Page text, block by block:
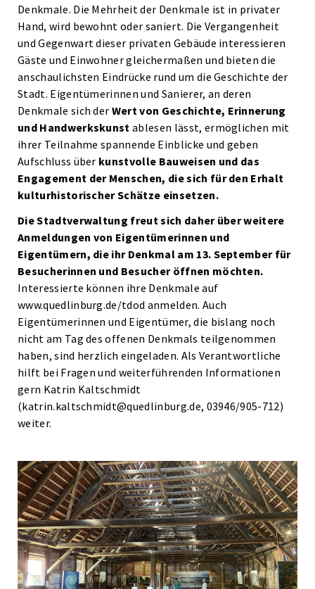
Denkmale. Die Mehrheit der Denkmale ist in privater
Hand, wird bewohnt oder saniert. Die Vergangenheit
und Gegenwart dieser privaten Gebäude interessieren
Gäste und Einwohner gleichermaßen und bieten die
anschaulichsten Eindrücke rund um die Geschichte der
Stadt. Eigentümerinnen und Sanierer, an deren
Denkmale sich der Wert von Geschichte, Erinnerung
und Handwerkskunst ablesen lässt, ermöglichen mit
ihrer Teilnahme spannende Einblicke und geben
Aufschluss über kunstvolle Bauweisen und das
Engagement der Menschen, die sich für den Erhalt
kulturhistorischer Schätze einsetzen.
Die Stadtverwaltung freut sich daher über weitere
Anmeldungen von Eigentümerinnen und
Eigentümern, die ihr Denkmal am 13. September für
Besucherinnen und Besucher öffnen möchten.
Interessierte können ihre Denkmale auf
www.quedlinburg.de/tdod anmelden. Auch
Eigentümerinnen und Eigentümer, die bislang noch
nicht am Tag des offenen Denkmals teilgenommen
haben, sind herzlich eingeladen. Als Verantwortliche
hilft bei Fragen und weiterführenden Informationen
gern Katrin Kaltschmidt
(katrin.kaltschmidt@quedlinburg.de, 03946/905-712)
weiter.